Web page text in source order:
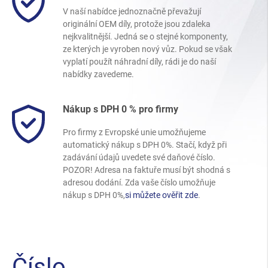
V naší nabídce jednoznačně převažují
originální OEM díly, protože jsou zdaleka
nejkvalitnější. Jedná se o stejné komponenty,
ze kterých je vyroben nový vůz. Pokud se však
vyplatí použít náhradní díly, rádi je do naší
nabídky zavedeme.
Nákup s DPH 0 % pro firmy
Pro firmy z Evropské unie umožňujeme
automatický nákup s DPH 0%. Stačí, když při
zadávání údajů uvedete své daňové číslo.
POZOR! Adresa na faktuře musí být shodná s
adresou dodání. Zda vaše číslo umožňuje
nákup s DPH 0%,si můžete ověřit zde.